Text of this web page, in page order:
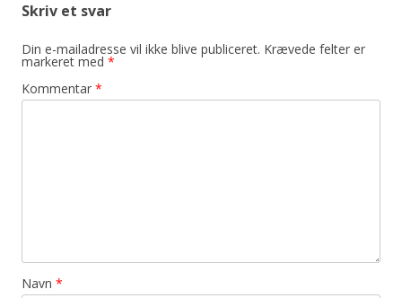
Skriv et svar
Din e-mailadresse vil ikke blive publiceret. Krævede felter er
markeret med *
Kommentar *
Navn *